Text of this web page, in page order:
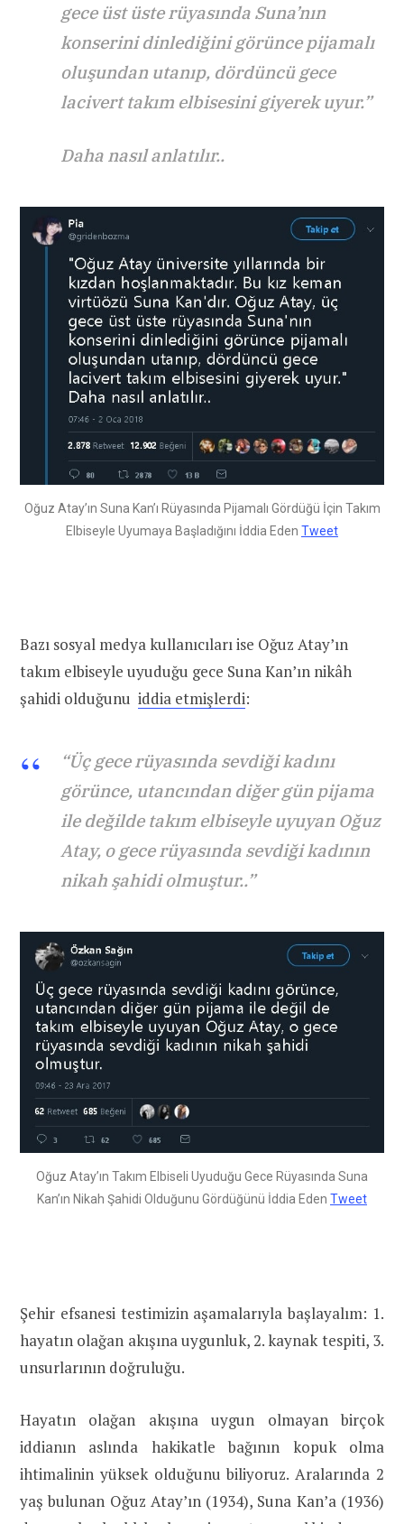
gece üst üste rüyasında Suna’nın
konserini dinlediğini görünce pijamalı
oluşundan utanıp, dördüncü gece
lacivert takım elbisesini giyerek uyur.”
Daha nasıl anlatılır..
Oğuz Atay’ın Suna Kan’ı Rüyasında Pijamalı Gördüğü İçin Takım
Elbiseyle Uyumaya Başladığını İddia Eden Tweet
Bazı sosyal medya kullanıcıları ise Oğuz Atay’ın
takım elbiseyle uyuduğu gece Suna Kan’ın nikâh
şahidi olduğunu iddia etmişlerdi:
“Üç gece rüyasında sevdiği kadını
görünce, utancından diğer gün pijama
ile değilde takım elbiseyle uyuyan Oğuz
Atay, o gece rüyasında sevdiği kadının
nikah şahidi olmuştur..”
Oğuz Atay’ın Takım Elbiseli Uyuduğu Gece Rüyasında Suna
Kan’ın Nikah Şahidi Olduğunu Gördüğünü İddia Eden Tweet
Şehir efsanesi testimizin aşamalarıyla başlayalım: 1.
hayatın olağan akışına uygunluk, 2. kaynak tespiti, 3.
unsurlarının doğruluğu.
Hayatın olağan akışına uygun olmayan birçok
iddianın aslında hakikatle bağının kopuk olma
ihtimalinin yüksek olduğunu biliyoruz. Aralarında 2
yaş bulunan Oğuz Atay’ın (1934), Suna Kan’a (1936)